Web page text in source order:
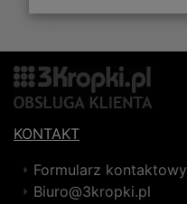
KONTAKT
Formularz kontaktowy
Biuro@3kropki.pl